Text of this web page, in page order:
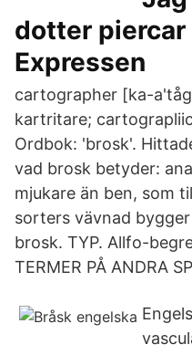
dotter
Expressen
cartographer [ka-
kartritare;
Ordbok: 'brosk'.
vad brosk betyder:
mjukare än ben, som
sorters vävnad bygger
brosk. TYP. Allfo-
TERMER PÅ ANDRA